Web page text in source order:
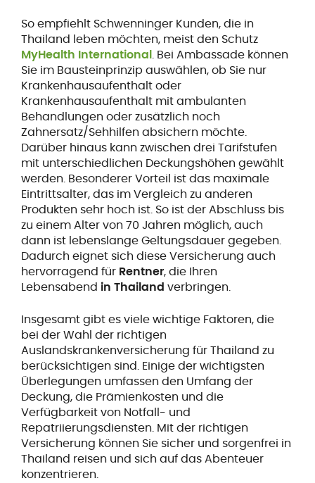
So empfiehlt Schwenninger Kunden, die in
Thailand leben möchten, meist den Schutz
MyHealth International. Bei Ambassade können
Sie im Bausteinprinzip auswählen, ob Sie nur
Krankenhausaufenthalt oder
Krankenhausaufenthalt mit ambulanten
Behandlungen oder zusätzlich noch
Zahnersatz/Sehhilfen absichern möchte.
Darüber hinaus kann zwischen drei Tarifstufen
mit unterschiedlichen Deckungshöhen gewählt
werden. Besonderer Vorteil ist das maximale
Eintrittsalter, das im Vergleich zu anderen
Produkten sehr hoch ist. So ist der Abschluss bis
zu einem Alter von 70 Jahren möglich, auch
dann ist lebenslange Geltungsdauer gegeben.
Dadurch eignet sich diese Versicherung auch
hervorragend für Rentner, die Ihren
Lebensabend in Thailand verbringen.
Insgesamt gibt es viele wichtige Faktoren, die
bei der Wahl der richtigen
Auslandskrankenversicherung für Thailand zu
berücksichtigen sind. Einige der wichtigsten
Überlegungen umfassen den Umfang der
Deckung, die Prämienkosten und die
Verfügbarkeit von Notfall- und
Repatriierungsdiensten. Mit der richtigen
Versicherung können Sie sicher und sorgenfrei in
Thailand reisen und sich auf das Abenteuer
konzentrieren.